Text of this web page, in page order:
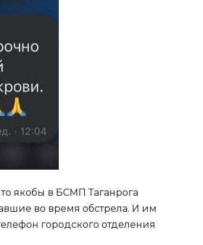
якобы в БСМП Таганрога
во время обстрела. И им
городского отделения